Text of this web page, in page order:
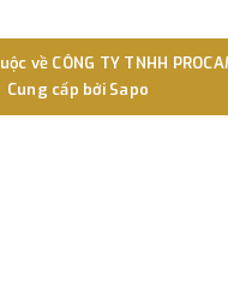
về CÔNG TY TNHH
Cung cấp bởi Sapo